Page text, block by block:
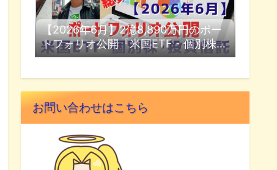
【2026年6月】2億8,890万円のポー
トフォリオ公開『米国ETF・個別株・
投資信託』
お問い合わせはこちら